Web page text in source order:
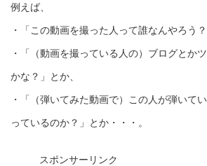
例えば、
・「この動画を撮った人って誰なんやろう？
・「（動画を撮っている人の）ブログとか
かな？」とか、
・「（弾いてみた動画で）この人が弾いて
っているのか？」とか・・・。
スポンサーリンク